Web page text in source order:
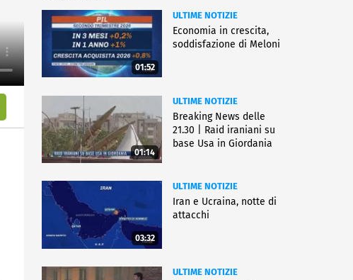
01:52
ULTIME NOTIZIE
Economia in crescita,
soddisfazione di Meloni
01:14
ULTIME NOTIZIE
Breaking News delle
21.30 | Raid iraniani su
base Usa in Giordania
03:32
ULTIME NOTIZIE
Iran e Ucraina, notte di
attacchi
ULTIME NOTIZIE